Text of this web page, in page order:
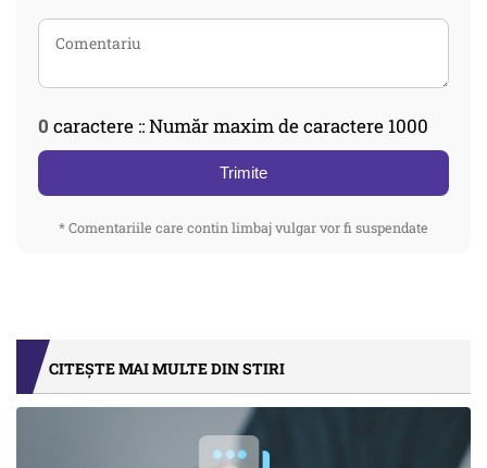
0 caractere :: Număr maxim de caractere 1000
Trimite
* Comentariile care contin limbaj vulgar vor fi suspendate
CITEȘTE MAI MULTE DIN STIRI